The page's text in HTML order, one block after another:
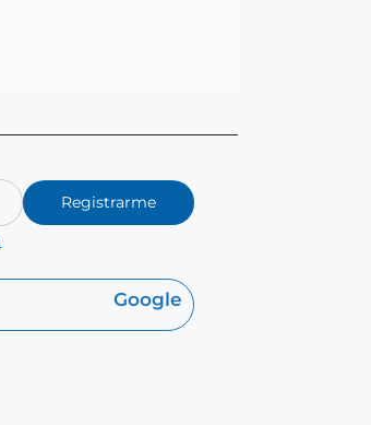
Registrarme
Google